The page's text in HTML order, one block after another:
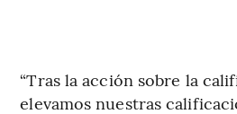
“Tras la acción sobre la
elevamos nuestras